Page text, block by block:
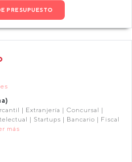
PRESUPUESTO
| Extranjería | Concursal |
| Startups | Bancario | Fiscal
más